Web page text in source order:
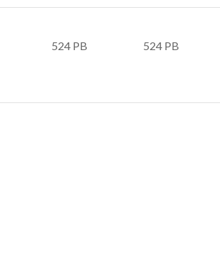
524 PB 524 PB